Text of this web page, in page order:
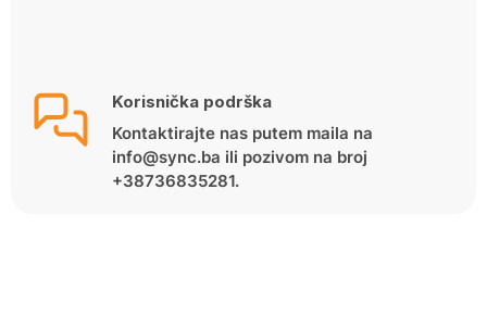
Korisnička podrška
Kontaktirajte nas putem maila na
info@sync.ba ili pozivom na broj
+38736835281.